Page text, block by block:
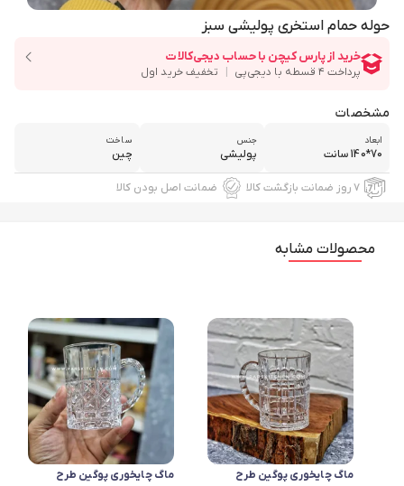
حوله حمام استخری پولیشی سبز
مشخصات
ابعاد
70*140 سانت
جنس
پولیشی
ساخت
چین
۷ روز ضمانت بازگشت کالا ضمانت اصل بودن کالا
محصولات مشابه
ماگ چایخوری پوگین طرح
ماگ چایخوری پوگین طرح